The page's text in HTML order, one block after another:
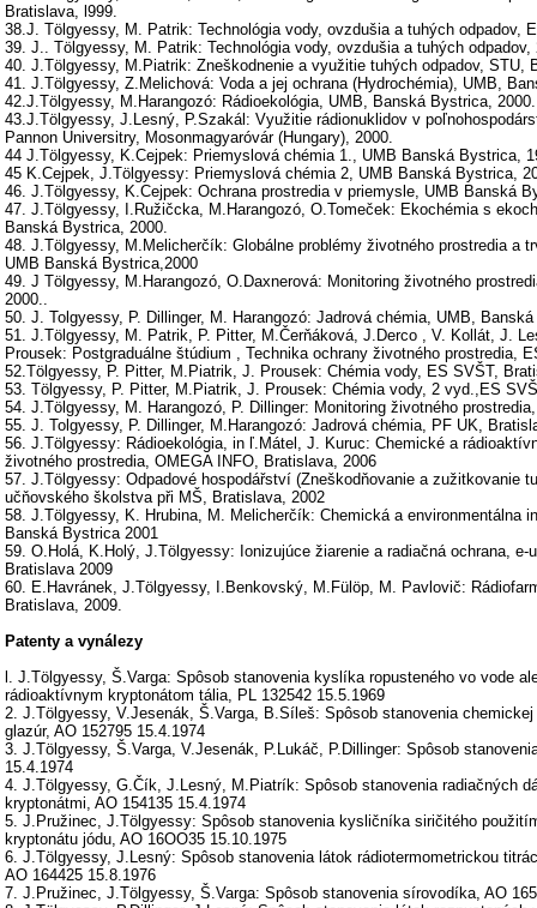
Bratislava, l999.
38.J. Tölgyessy, M. Patrik: Technológia vody, ovzdušia a tuhých odpadov,
39. J.. Tölgyessy, M. Patrik: Technológia vody, ovzdušia a tuhých
40. J.Tölgyessy, M.Piatrik: Zneškodnenie a využitie tuhých odpadov, STU,
41. J.Tölgyessy, Z.Melichová: Voda a jej ochrana (Hydrochémia), UMB,
42.J.Tölgyessy, M.Harangozó: Rádioekológia, UMB, Banská Bystrica, 2000.
43.J.Tölgyessy, J.Lesný, P.Szakál: Využitie rádionuklidov v
Pannon Universitry, Mosonmagyaróvár (Hungary), 2000.
44 J.Tölgyessy, K.Cejpek: Priemyslová chémia 1., UMB Banská Bystrica,
45 K.Cejpek, J.Tölgyessy: Priemyslová chémia 2, UMB Banská Bystrica,
46. J.Tölgyessy, K.Cejpek: Ochrana prostredia v priemysle, UMB Banská
47. J.Tölgyessy, I.Ružičcka, M.Harangozó, O.Tomeček: Ekochémia s
Banská Bystrica, 2000.
48. J.Tölgyessy, M.Melicherčík: Globálne problémy životného prostredia a
UMB Banská Bystrica,2000
49. J Tölgyessy, M.Harangozó, O.Daxnerová: Monitoring životného
2000..
50. J. Tolgyessy, P. Dillinger, M. Harangozó: Jadrová chémia, UMB,
51. J.Tölgyessy, M. Patrik, P. Pitter, M.Čerňáková, J.Derco , V. Kollát, J.
Prousek: Postgraduálne štúdium , Technika ochrany životného prostredia,
52.Tölgyessy, P. Pitter, M.Piatrik, J. Prousek: Chémia vody, ES SVŠT,
53. Tölgyessy, P. Pitter, M.Piatrik, J. Prousek: Chémia vody, 2 vyd.,ES
54. J.Tölgyessy, M. Harangozó, P. Dillinger: Monitoring životného
55. J. Tolgyessy, P. Dillinger, M.Harangozó: Jadrová chémia, PF UK,
56. J.Tölgyessy: Rádioekológia, in ľ.Mátel, J. Kuruc: Chemické a
životného prostredia, OMEGA INFO, Bratislava, 2006
57. J.Tölgyessy: Odpadové hospodářství (Zneškodňovanie a zužitkovanie
učňovského školstva při MŠ, Bratislava, 2002
58. J.Tölgyessy, K. Hrubina, M. Melicherčík: Chemická a environmentálna
Banská Bystrica 2001
59. O.Holá, K.Holý, J.Tölgyessy: Ionizujúce žiarenie a radiačná ochrana, e-
Bratislava 2009
60. E.Havránek, J.Tölgyessy, I.Benkovský, M.Fülöp, M. Pavlovič:
Bratislava, 2009.
Patenty a vynálezy
l. J.Tölgyessy, Š.Varga: Spôsob stanovenia kyslíka ropusteného vo vode
rádioaktívnym kryptonátom tália, PL 132542 15.5.1969
2. J.Tölgyessy, V.Jesenák, Š.Varga, B.Síleš: Spôsob stanovenia
glazúr, AO 152795 15.4.1974
3. J.Tölgyessy, Š.Varga, V.Jesenák, P.Lukáč, P.Dillinger: Spôsob
15.4.1974
4. J.Tölgyessy, G.Čík, J.Lesný, M.Piatrík: Spôsob stanovenia radiačných
kryptonátmi, AO 154135 15.4.1974
5. J.Pružinec, J.Tölgyessy: Spôsob stanovenia kysličníka siričitého
kryptonátu jódu, AO 16OO35 15.10.1975
6. J.Tölgyessy, J.Lesný: Spôsob stanovenia látok rádiotermometrickou
AO 164425 15.8.1976
7. J.Pružinec, J.Tölgyessy, Š.Varga: Spôsob stanovenia sírovodíka, AO